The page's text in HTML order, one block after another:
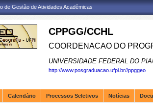
de Gestão de Atividades Acadêmicas
CPPGG/CCHL
COORDENACAO DO
UNIVERSIDADE FEDERAL DO
http://www.posgraduacao.ufpi.br//ppggeo
Calendário Processos Seletivos Notícias